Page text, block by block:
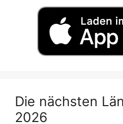
Die nächsten
2026